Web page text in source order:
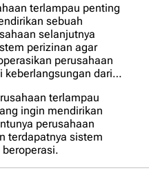
terlampau penting
sebuah
selanjutnya
perizinan agar
perusahaan
keberlangsungan dari…
terlampau
ingin mendirikan
perusahaan
terdapatnya sistem